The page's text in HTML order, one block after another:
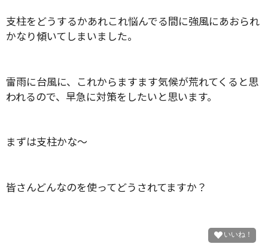
支柱をどうするかあれこれ悩んでる間に強風にあおられ
かなり傾いてしまいました。
雷雨に台風に、これからますます気候が荒れてくると思
われるので、早急に対策をしたいと思います。
まずは支柱かな～
皆さんどんなのを使ってどうされてますか？